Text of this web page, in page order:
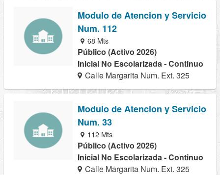
Modulo de Atencion y Servicio
Num. 112
68 Mts
Público (Activo 2026)
Inicial No Escolarizada - Continuo
Calle Margarita Num. Ext. 325
Modulo de Atencion y Servicio
Num. 33
112 Mts
Público (Activo 2026)
Inicial No Escolarizada - Continuo
Calle Margarita Num. Ext. 325